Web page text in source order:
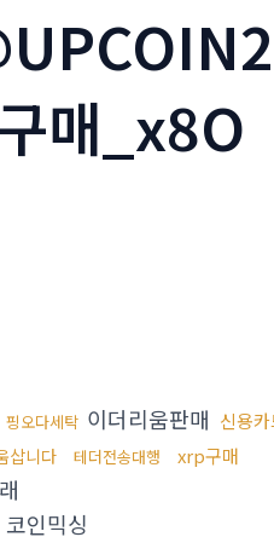
매_x8O
핑오다세탁 이더리움판매 신용
삽니다 테더전송대행 xrp구매
코인믹싱